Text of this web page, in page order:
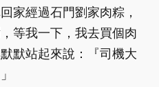
家經過石門劉家肉粽，
等我一下，我去買個肉
默站起來說：『司機大